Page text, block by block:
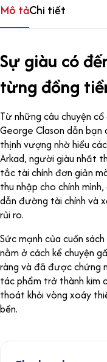
Mô tảChi tiết
Sự giàu có
từng đồng
Từ những câu chuyện
George Clason dẫn
thịnh vượng nhờ hiểu
Arkad, người giàu nhất
tắc tài chính đơn giản
thu nhập cho chính
dẫn đường tài chính và
rủi ro.
Sức mạnh của cuốn sách
nằm ở cách kể chuyện
ràng và đã được chứng
tác phẩm trở thành kim
thoát khỏi vòng xoáy
bền.